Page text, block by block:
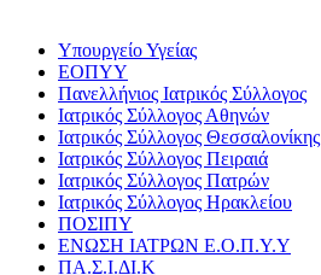
Υπουργείο Υγείας
ΕΟΠΥΥ
Πανελλήνιος Ιατρικός Σύλλογος
Ιατρικός Σύλλογος Αθηνών
Ιατρικός Σύλλογος Θεσσαλονίκης
Ιατρικός Σύλλογος Πειραιά
Ιατρικός Σύλλογος Πατρών
Ιατρικός Σύλλογος Ηρακλείου
ΠΟΣΙΠΥ
ΕΝΩΣΗ ΙΑΤΡΩΝ Ε.Ο.Π.Υ.Υ
ΠΑ.Σ.Ι.ΔΙ.Κ